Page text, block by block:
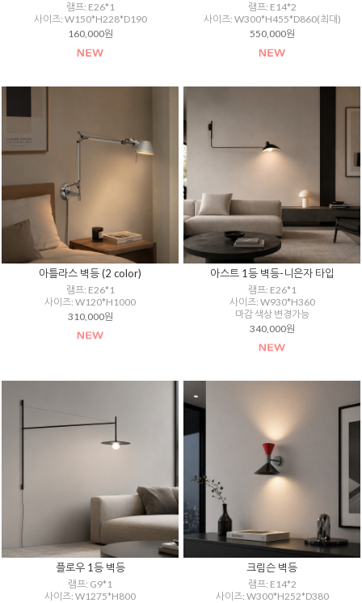
램프: E26*1
사이즈: W150*H228*D190
160,000원
램프: E14*2
사이즈: W300*H455*D860(최대)
550,000원
아틀라스 벽등 (2 color)
램프: E26*1
사이즈: W120*H1000
310,000원
아스트 1등 벽등-니은자 타입
램프: E26*1
사이즈: W930*H360
마감 색상 변경가능
340,000원
플로우 1등 벽등
램프: G9*1
사이즈: W1275*H800
크림슨 벽등
램프: E14*2
사이즈: W300*H252*D380